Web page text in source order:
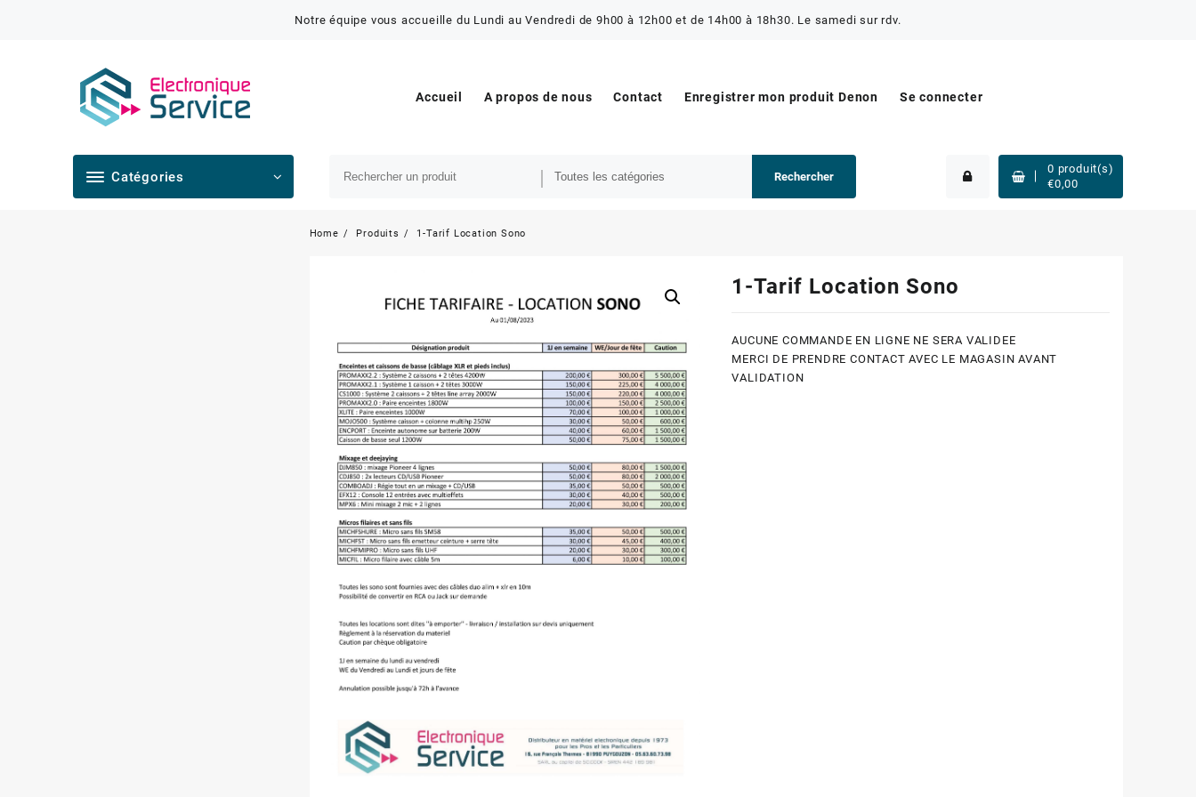
Notre équipe vous accueille du Lundi au Vendredi de 9h00 à 12h00 et de 14h00 à 18h30. Le samedi sur rdv.
Accueil A propos de nous Contact Enregistrer mon produit Denon Se connecter
Catégories Rechercher
0 produit(s)
€0,00
Home Produits 1-Tarif Location Sono
1-Tarif Location Sono
AUCUNE COMMANDE EN LIGNE NE SERA VALIDEE
MERCI DE PRENDRE CONTACT AVEC LE MAGASIN AVANT
VALIDATION